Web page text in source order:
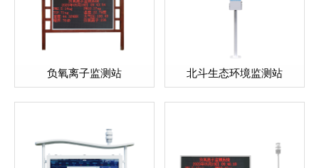
负氧离子监测站 北斗生态环境监测站